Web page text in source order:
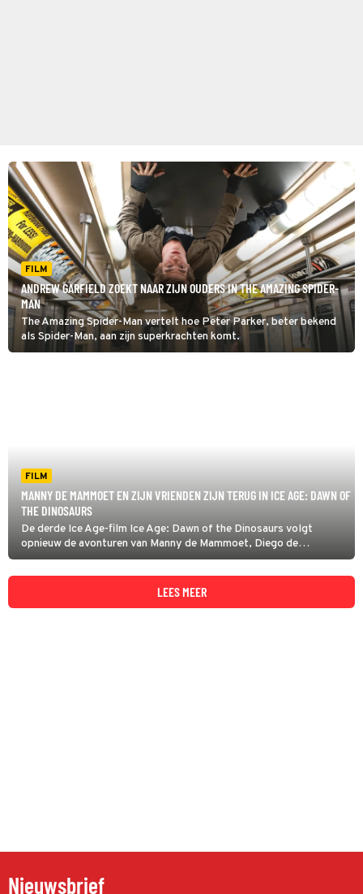
FILM
ANDREW GARFIELD ZOEKT NAAR ZIJN OUDERS IN THE AMAZING SPIDER-
MAN
The Amazing Spider-Man vertelt hoe Peter Parker, beter bekend
als Spider-Man, aan zijn superkrachten komt.
FILM
MANNY DE MAMMOET EN ZIJN VRIENDEN ZIJN TERUG IN ICE AGE: DAWN OF
THE DINOSAURS
De derde Ice Age-film Ice Age: Dawn of the Dinosaurs volgt
opnieuw de avonturen van Manny de Mammoet, Diego de
sabeltandtijger en luiaard Sid. Ook de eekhoorn Scrat is er weer bij.
LEES MEER
Nieuwsbrief